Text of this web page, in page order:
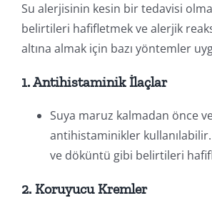
Su alerjisinin kesin bir tedavisi
belirtileri hafifletmek ve alerjik
altına almak için bazı yöntemler
1. Antihistaminik İlaçlar
Suya maruz kalmadan önce
antihistaminikler kullanılabilir.
ve döküntü gibi belirtileri
2. Koruyucu Kremler